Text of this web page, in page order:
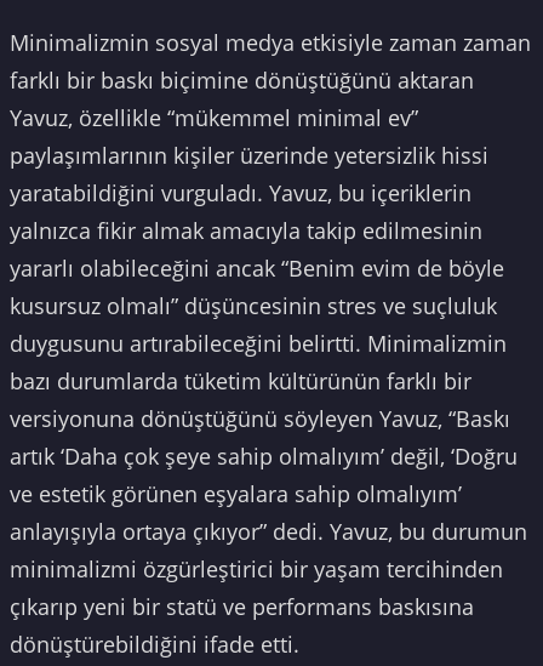
Minimalizmin sosyal medya etkisiyle zaman zaman
farklı bir baskı biçimine dönüştüğünü aktaran
Yavuz, özellikle “mükemmel minimal ev”
paylaşımlarının kişiler üzerinde yetersizlik hissi
yaratabildiğini vurguladı. Yavuz, bu içeriklerin
yalnızca fikir almak amacıyla takip edilmesinin
yararlı olabileceğini ancak “Benim evim de böyle
kusursuz olmalı” düşüncesinin stres ve suçluluk
duygusunu artırabileceğini belirtti. Minimalizmin
bazı durumlarda tüketim kültürünün farklı bir
versiyonuna dönüştüğünü söyleyen Yavuz, “Baskı
artık ‘Daha çok şeye sahip olmalıyım’ değil, ‘Doğru
ve estetik görünen eşyalara sahip olmalıyım’
anlayışıyla ortaya çıkıyor” dedi. Yavuz, bu durumun
minimalizmi özgürleştirici bir yaşam tercihinden
çıkarıp yeni bir statü ve performans baskısına
dönüştürebildiğini ifade etti.